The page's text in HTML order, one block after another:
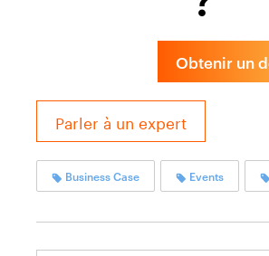
Obtenir un
Parler à un expert
Business Case Events